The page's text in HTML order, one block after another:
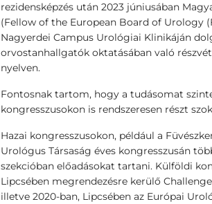
rezidensképzés után 2023 júniusában
(Fellow of the European Board of Urology
Nagyerdei Campus Urológiai Klinikáján
orvostanhallgatók oktatásában való
nyelven.
Fontosnak tartom, hogy a tudásomat
kongresszusokon is rendszeresen részt
Hazai kongresszusokon, például a
Urológus Társaság éves kongresszusán
szekcióban előadásokat tartani. Külföldi
Lipcsében megrendezésre kerülő
illetve 2020-ban, Lipcsében az Európai